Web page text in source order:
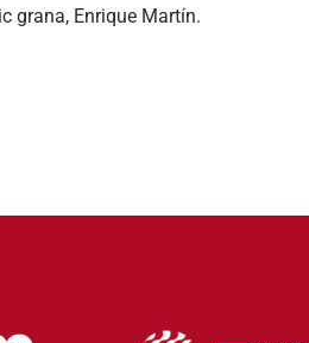
grana, Enrique Martín.